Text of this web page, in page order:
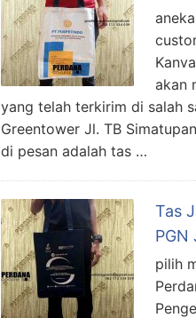
akan
yang telah terkirim di salah
Greentower Jl. TB
di pesan adalah tas …
Tas
PGN
pilih